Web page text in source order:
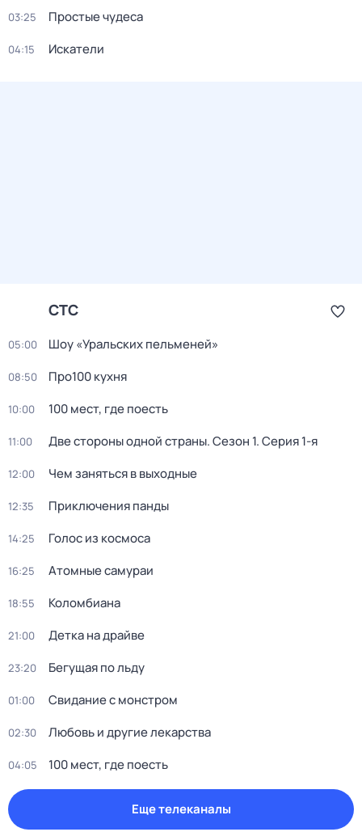
03:25 Простые чудеса
04:15 Искатели
СТС
05:00 Шоy «Уральских пeльменей»
08:50 Пpo100 кухня
10:00 100 мест, где поесть
11:00 Две стороны одной страны. Сезон 1. Серия 1-я
12:00 Чем заняться в выходные
12:35 Приключения панды
14:25 Голос из космоса
16:25 Атомные самураи
18:55 Коломбиана
21:00 Детка на драйве
23:20 Бегущая по льду
01:00 Свидание с монстром
02:30 Любовь и другие лекарства
04:05 100 мест, где поесть
Еще телеканалы